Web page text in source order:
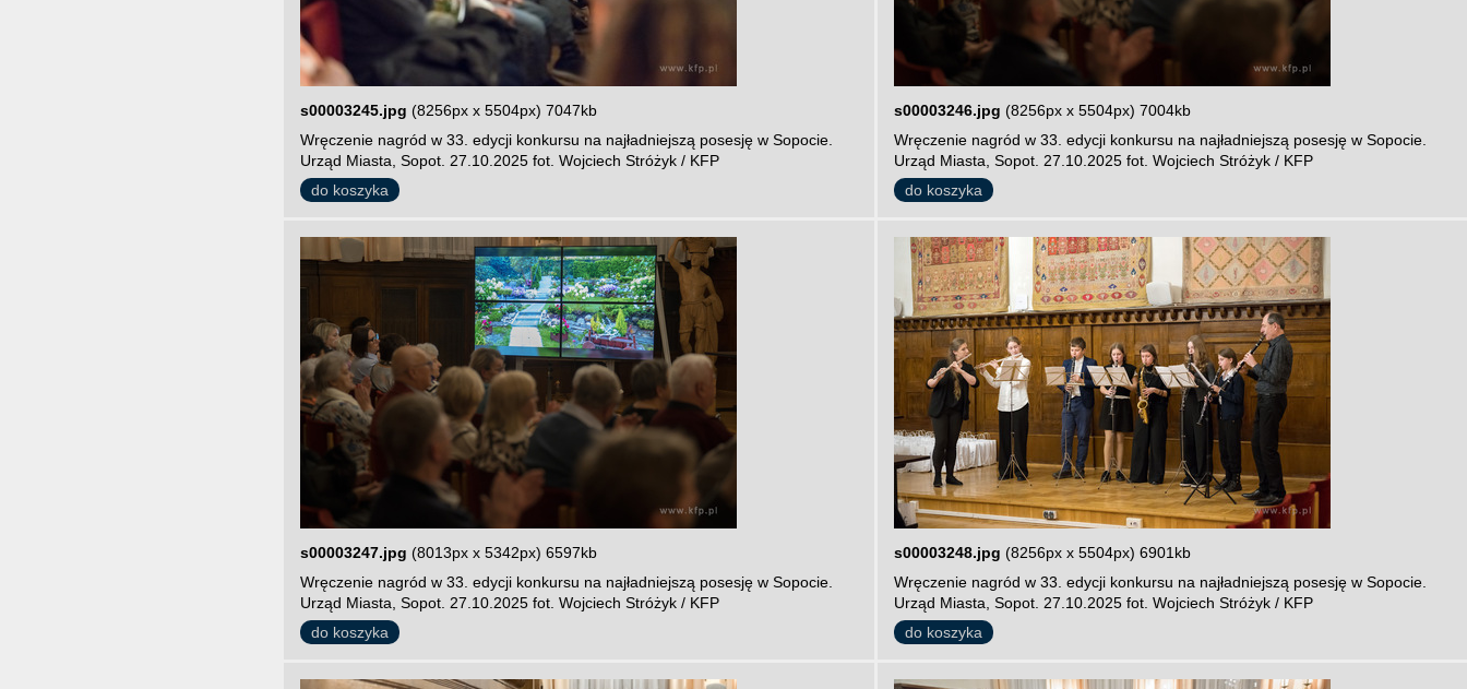
s00003245.jpg (8256px x 5504px) 7047kb
Wręczenie nagród w 33. edycji konkursu na najładniejszą posesję w Sopocie.
Urząd Miasta, Sopot. 27.10.2025 fot. Wojciech Stróżyk / KFP
do koszyka
s00003246.jpg (8256px x 5504px) 7004kb
Wręczenie nagród w 33. edycji konkursu na najładniejszą posesję w Sopocie.
Urząd Miasta, Sopot. 27.10.2025 fot. Wojciech Stróżyk / KFP
do koszyka
s00003247.jpg (8013px x 5342px) 6597kb
Wręczenie nagród w 33. edycji konkursu na najładniejszą posesję w Sopocie.
Urząd Miasta, Sopot. 27.10.2025 fot. Wojciech Stróżyk / KFP
do koszyka
s00003248.jpg (8256px x 5504px) 6901kb
Wręczenie nagród w 33. edycji konkursu na najładniejszą posesję w Sopocie.
Urząd Miasta, Sopot. 27.10.2025 fot. Wojciech Stróżyk / KFP
do koszyka